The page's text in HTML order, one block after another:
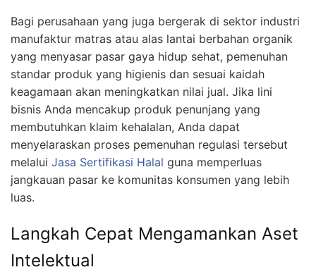
Bagi perusahaan yang juga bergerak di sektor industri
manufaktur matras atau alas lantai berbahan organik
yang menyasar pasar gaya hidup sehat, pemenuhan
standar produk yang higienis dan sesuai kaidah
keagamaan akan meningkatkan nilai jual. Jika lini
bisnis Anda mencakup produk penunjang yang
membutuhkan klaim kehalalan, Anda dapat
menyelaraskan proses pemenuhan regulasi tersebut
melalui Jasa Sertifikasi Halal guna memperluas
jangkauan pasar ke komunitas konsumen yang lebih
luas.
Langkah Cepat Mengamankan Aset
Intelektual